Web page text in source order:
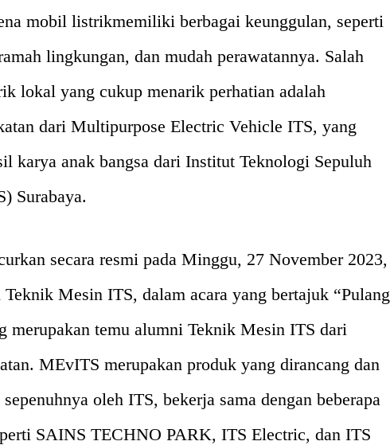
mobil listrikmemiliki berbagai keunggulan, seperti
lingkungan, dan mudah perawatannya. Salah
lokal yang cukup menarik perhatian adalah
dari Multipurpose Electric Vehicle ITS, yang
karya anak bangsa dari Institut Teknologi Sepuluh
Surabaya.
secara resmi pada Minggu, 27 November 2023,
Mesin ITS, dalam acara yang bertajuk “Pulang
merupakan temu alumni Teknik Mesin ITS dari
MEvITS merupakan produk yang dirancang dan
oleh ITS, bekerja sama dengan beberapa
SAINS TECHNO PARK, ITS Electric, dan ITS